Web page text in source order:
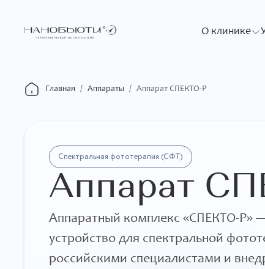
О клинике
Главная / Аппараты / Аппарат СПЕКТО-Р
Спектральная фототерапия (СФТ)
Аппарат
Аппаратный комплекс «СПЕКТО-Р»
устройство для спектральной
российскими специалистами и